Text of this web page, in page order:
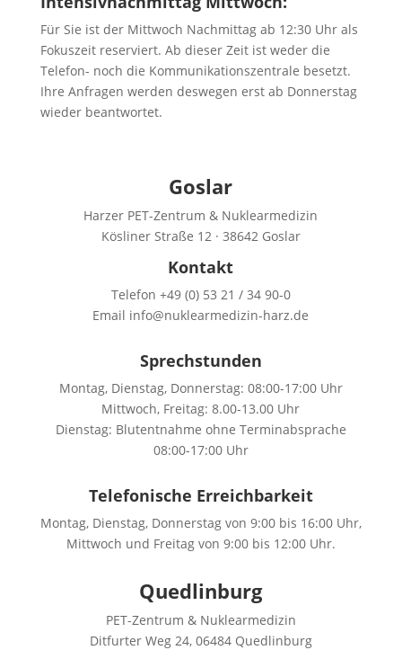
Für Sie ist der Mittwoch Nachmittag ab 12:30 Uhr als
Fokuszeit reserviert. Ab dieser Zeit ist weder die
Telefon- noch die Kommunikationszentrale besetzt.
Ihre Anfragen werden deswegen erst ab Donnerstag
wieder beantwortet.
Goslar
Harzer PET-Zentrum & Nuklearmedizin
Kösliner Straße 12 · 38642 Goslar
Kontakt
Telefon +49 (0) 53 21 / 34 90-0
Email info@nuklearmedizin-harz.de
Sprechstunden
Montag, Dienstag, Donnerstag: 08:00-17:00 Uhr
Mittwoch, Freitag: 8.00-13.00 Uhr
Dienstag: Blutentnahme ohne Terminabsprache
08:00-17:00 Uhr
Telefonische Erreichbarkeit
Montag, Dienstag, Donnerstag von 9:00 bis 16:00 Uhr,
Mittwoch und Freitag von 9:00 bis 12:00 Uhr.
Quedlinburg
PET-Zentrum & Nuklearmedizin
Ditfurter Weg 24, 06484 Quedlinburg